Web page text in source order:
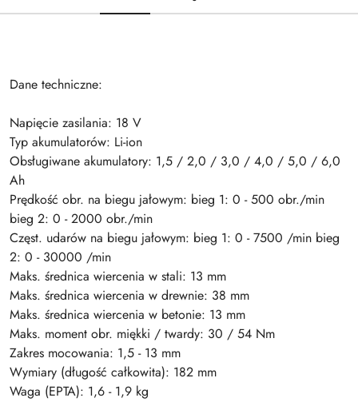
Dane techniczne:
Napięcie zasilania: 18 V
Typ akumulatorów: Li-ion
Obsługiwane akumulatory: 1,5 / 2,0 / 3,0 / 4,0 / 5,0 / 6,0
Ah
Prędkość obr. na biegu jałowym: bieg 1: 0 - 500 obr./min
bieg 2: 0 - 2000 obr./min
Częst. udarów na biegu jałowym: bieg 1: 0 - 7500 /min bieg
2: 0 - 30000 /min
Maks. średnica wiercenia w stali: 13 mm
Maks. średnica wiercenia w drewnie: 38 mm
Maks. średnica wiercenia w betonie: 13 mm
Maks. moment obr. miękki / twardy: 30 / 54 Nm
Zakres mocowania: 1,5 - 13 mm
Wymiary (długość całkowita): 182 mm
Waga (EPTA): 1,6 - 1,9 kg